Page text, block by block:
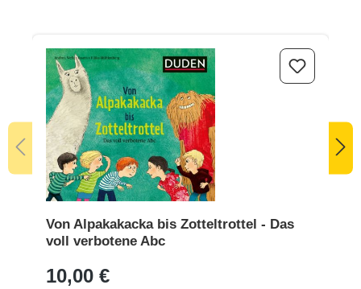
Von Alpakakacka bis Zotteltrottel - Das voll verbotene Abc
Von Alpakakacka bis Zotteltrottel - Das
voll verbotene Abc
10,00 €